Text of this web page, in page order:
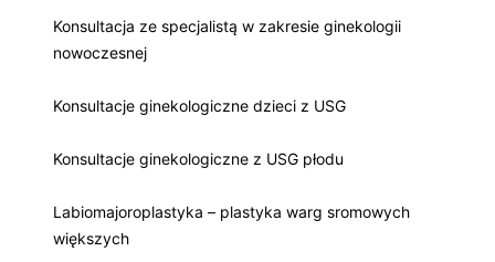
Konsultacja ze specjalistą w zakresie ginekologii
nowoczesnej
Konsultacje ginekologiczne dzieci z USG
Konsultacje ginekologiczne z USG płodu
Labiomajoroplastyka – plastyka warg sromowych
większych